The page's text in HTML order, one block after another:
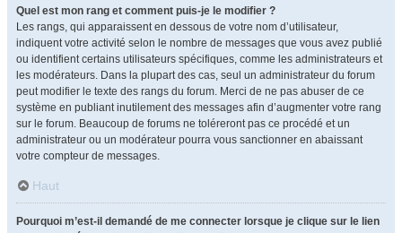
Quel est mon rang et comment puis-je le modifier ?
Les rangs, qui apparaissent en dessous de votre nom d’utilisateur,
indiquent votre activité selon le nombre de messages que vous avez publié
ou identifient certains utilisateurs spécifiques, comme les administrateurs et
les modérateurs. Dans la plupart des cas, seul un administrateur du forum
peut modifier le texte des rangs du forum. Merci de ne pas abuser de ce
système en publiant inutilement des messages afin d’augmenter votre rang
sur le forum. Beaucoup de forums ne toléreront pas ce procédé et un
administrateur ou un modérateur pourra vous sanctionner en abaissant
votre compteur de messages.
Haut
Pourquoi m’est-il demandé de me connecter lorsque je clique sur le lien